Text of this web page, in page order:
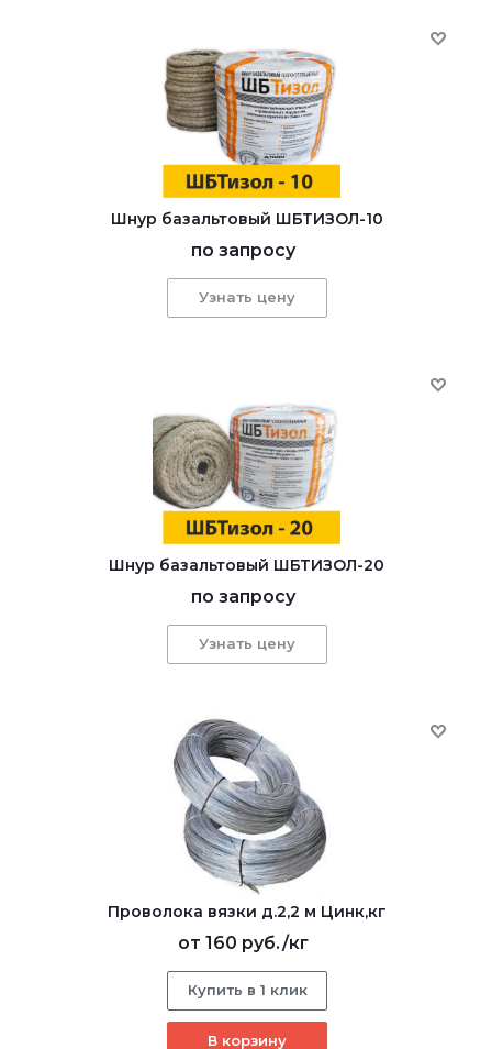
Шнур базальтовый ШБТИЗОЛ-10
по запросу
Узнать цену
Шнур базальтовый ШБТИЗОЛ-20
по запросу
Узнать цену
Проволока вязки д.2,2 м Цинк,кг
от 160 руб./кг
Купить в 1 клик
В корзину